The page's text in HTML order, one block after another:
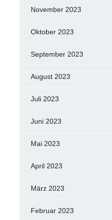
November 2023
Oktober 2023
September 2023
August 2023
Juli 2023
Juni 2023
Mai 2023
April 2023
März 2023
Februar 2023